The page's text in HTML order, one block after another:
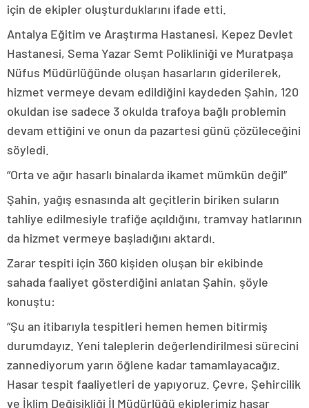
için de ekipler oluşturduklarını ifade etti.
Antalya Eğitim ve Araştırma Hastanesi, Kepez Devlet
Hastanesi, Sema Yazar Semt Polikliniği ve Muratpaşa
Nüfus Müdürlüğünde oluşan hasarların giderilerek,
hizmet vermeye devam edildiğini kaydeden Şahin, 120
okuldan ise sadece 3 okulda trafoya bağlı problemin
devam ettiğini ve onun da pazartesi günü çözüleceğini
söyledi.
“Orta ve ağır hasarlı binalarda ikamet mümkün değil”
Şahin, yağış esnasında alt geçitlerin biriken suların
tahliye edilmesiyle trafiğe açıldığını, tramvay hatlarının
da hizmet vermeye başladığını aktardı.
Zarar tespiti için 360 kişiden oluşan bir ekibinde
sahada faaliyet gösterdiğini anlatan Şahin, şöyle
konuştu:
“Şu an itibarıyla tespitleri hemen hemen bitirmiş
durumdayız. Yeni taleplerin değerlendirilmesi sürecini
zannediyorum yarın öğlene kadar tamamlayacağız.
Hasar tespit faaliyetleri de yapıyoruz. Çevre, Şehircilik
ve İklim Değişikliği İl Müdürlüğü ekiplerimiz hasar